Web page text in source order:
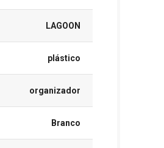
LAGOON
plástico
organizador
Branco